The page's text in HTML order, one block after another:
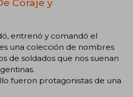
entrenó y comandó el
una colección de nombres
de soldados que nos suenan
fueron protagonistas de una